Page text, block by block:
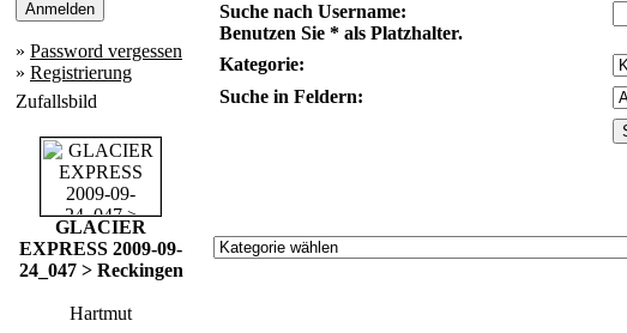
» Password vergessen
» Registrierung
Zufallsbild
GLACIER
EXPRESS 2009-09-
24_047 > Reckingen
Hartmut
Suche nach Username:
Benutzen Sie * als Platzhalter.
Kategorie:
Suche in Feldern: